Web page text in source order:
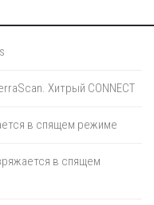
Хитрый CONNECT
в спящем режиме
в спящем